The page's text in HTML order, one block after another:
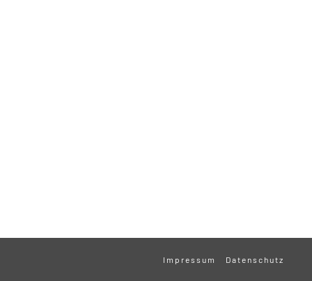
Impressum Datenschutz